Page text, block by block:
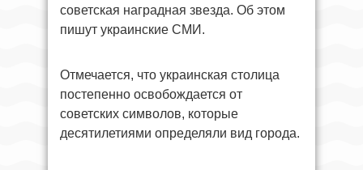
советская наградная звезда. Об этом
пишут украинские СМИ.
Отмечается, что украинская столица
постепенно освобождается от
советских символов, которые
десятилетиями определяли вид города.